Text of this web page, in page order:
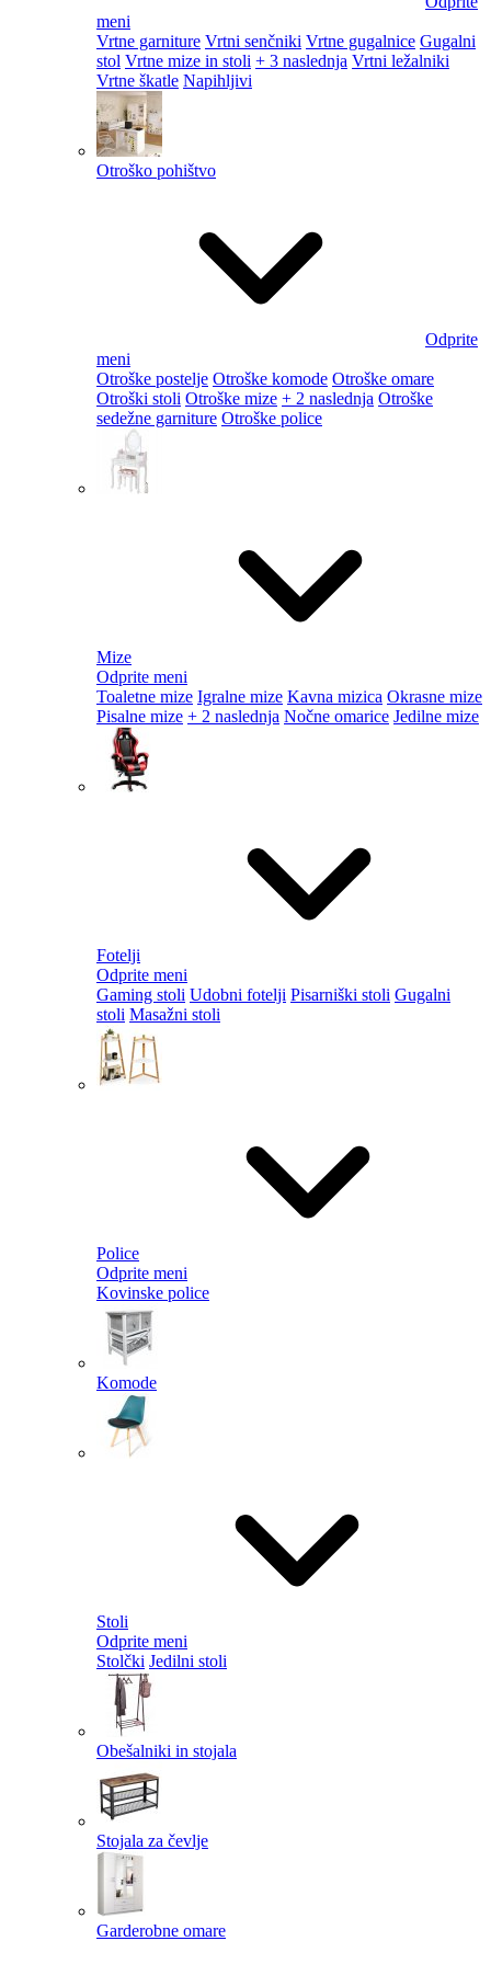
meni
Vrtne garniture Vrtni senčniki Vrtne gugalnice Gugalni
stol Vrtne mize in stoli + 3 naslednja Vrtni ležalniki
Vrtne škatle Napihljivi
Otroško pohištvo
Odprite
meni
Otroške postelje Otroške komode Otroške omare
Otroški stoli Otroške mize + 2 naslednja Otroške
sedežne garniture Otroške police
Mize
Odprite meni
Toaletne mize Igralne mize Kavna mizica Okrasne mize
Pisalne mize + 2 naslednja Nočne omarice Jedilne mize
Fotelji
Odprite meni
Gaming stoli Udobni fotelji Pisarniški stoli Gugalni
stoli Masažni stoli
Police
Odprite meni
Kovinske police
Komode
Stoli
Odprite meni
Stolčki Jedilni stoli
Obešalniki in stojala
Stojala za čevlje
Garderobne omare